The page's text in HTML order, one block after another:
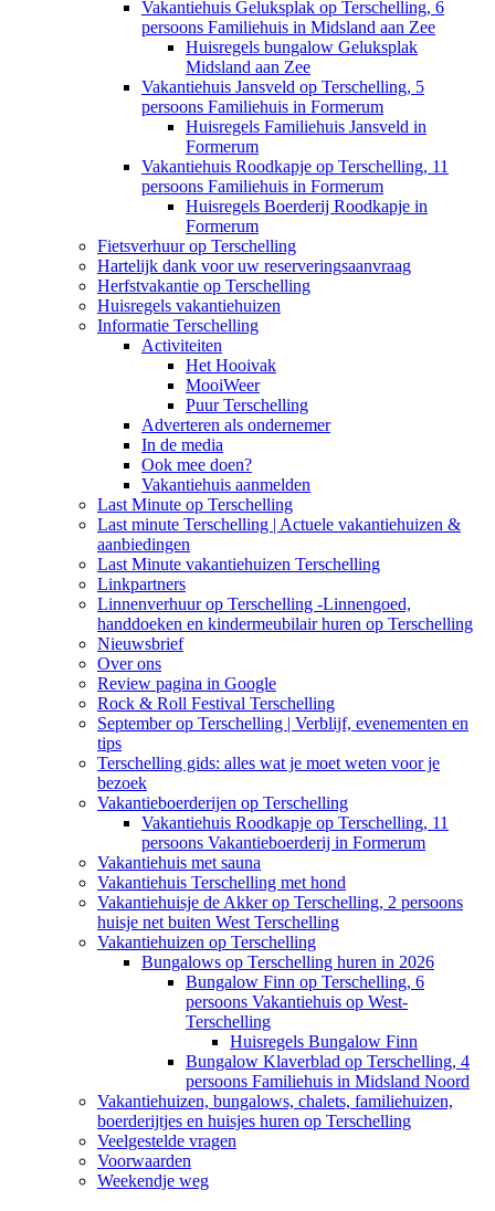
Vakantiehuis Geluksplak op Terschelling, 6
persoons Familiehuis in Midsland aan Zee
Huisregels bungalow Geluksplak
Midsland aan Zee
Vakantiehuis Jansveld op Terschelling, 5
persoons Familiehuis in Formerum
Huisregels Familiehuis Jansveld in
Formerum
Vakantiehuis Roodkapje op Terschelling, 11
persoons Familiehuis in Formerum
Huisregels Boerderij Roodkapje in
Formerum
Fietsverhuur op Terschelling
Hartelijk dank voor uw reserveringsaanvraag
Herfstvakantie op Terschelling
Huisregels vakantiehuizen
Informatie Terschelling
Activiteiten
Het Hooivak
MooiWeer
Puur Terschelling
Adverteren als ondernemer
In de media
Ook mee doen?
Vakantiehuis aanmelden
Last Minute op Terschelling
Last minute Terschelling | Actuele vakantiehuizen &
aanbiedingen
Last Minute vakantiehuizen Terschelling
Linkpartners
Linnenverhuur op Terschelling -Linnengoed,
handdoeken en kindermeubilair huren op Terschelling
Nieuwsbrief
Over ons
Review pagina in Google
Rock & Roll Festival Terschelling
September op Terschelling | Verblijf, evenementen en
tips
Terschelling gids: alles wat je moet weten voor je
bezoek
Vakantieboerderijen op Terschelling
Vakantiehuis Roodkapje op Terschelling, 11
persoons Vakantieboerderij in Formerum
Vakantiehuis met sauna
Vakantiehuis Terschelling met hond
Vakantiehuisje de Akker op Terschelling, 2 persoons
huisje net buiten West Terschelling
Vakantiehuizen op Terschelling
Bungalows op Terschelling huren in 2026
Bungalow Finn op Terschelling, 6
persoons Vakantiehuis op West-
Terschelling
Huisregels Bungalow Finn
Bungalow Klaverblad op Terschelling, 4
persoons Familiehuis in Midsland Noord
Vakantiehuizen, bungalows, chalets, familiehuizen,
boerderijtjes en huisjes huren op Terschelling
Veelgestelde vragen
Voorwaarden
Weekendje weg